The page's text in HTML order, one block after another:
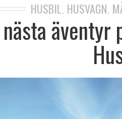
HUSBIL, HUSVAGN,
äventyr